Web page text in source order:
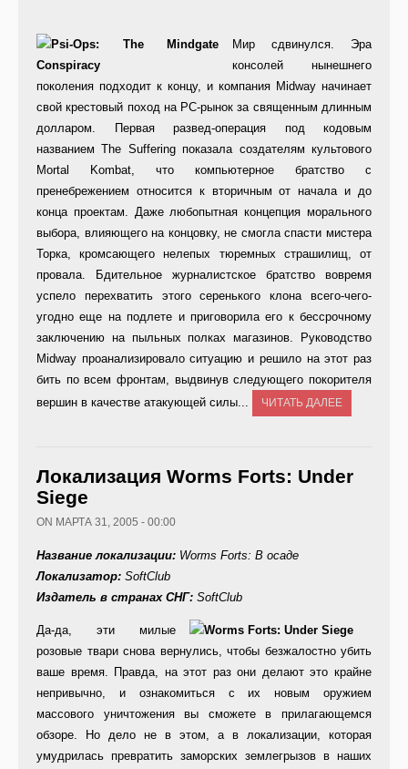
Мир сдвинулся. Эра
консолей нынешнего
поколения подходит к концу, и компания Midway начинает
свой крестовый поход на PC-рынок за священным длинным
долларом. Первая развед-операция под кодовым
названием The Suffering показала создателям культового
Mortal Kombat, что компьютерное братство с
пренебрежением относится к вторичным от начала и до
конца проектам. Даже любопытная концепция морального
выбора, влияющего на концовку, не смогла спасти мистера
Торка, кромсающего нелепых тюремных страшилищ, от
провала. Бдительное журналистское братство вовремя
успело перехватить этого серенького клона всего-чего-
угодно еще на подлете и приговорила его к бессрочному
заключению на пыльных полках магазинов. Руководство
Midway проанализировало ситуацию и решило на этот раз
бить по всем фронтам, выдвинув следующего покорителя
вершин в качестве атакующей силы...
ЧИТАТЬ ДАЛЕЕ
Локализация Worms Forts: Under
Siege
ON МАРТА 31, 2005 - 00:00
Название локализации: Worms Forts: В осаде
Локализатор: SoftClub
Издатель в странах СНГ: SoftClub
Да-да, эти милые
розовые твари снова вернулись, чтобы безжалостно убить
ваше время. Правда, на этот раз они делают это крайне
непривычно, и ознакомиться с их новым оружием
массового уничтожения вы сможете в прилагающемся
обзоре. Но дело не в этом, а в локализации, которая
умудрилась превратить заморских землегрызов в наших